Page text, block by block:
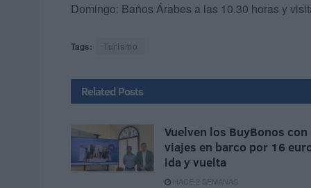
Domingo: Baños Árabes a las 10.30 horas y
Tags: Turismo
Related Posts
Vuelven los BuyBonos con
viajes en barco por 16
ida y vuelta
HACE 2 SEMANAS